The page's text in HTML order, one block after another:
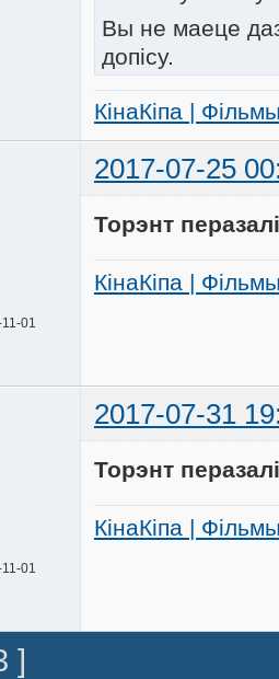
Вы не маеце
допісу.
КінаКіпа |
2017-07-25
01
Торэнт
КінаКіпа |
2017-07-31
01
Торэнт
КінаКіпа |
]